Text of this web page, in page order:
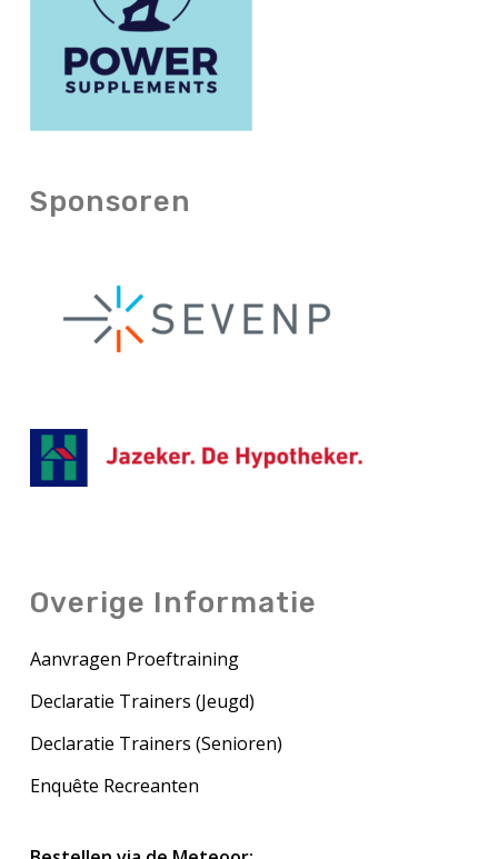
Sponsoren
Overige Informatie
Aanvragen Proeftraining
Declaratie Trainers (Jeugd)
Declaratie Trainers (Senioren)
Enquête Recreanten